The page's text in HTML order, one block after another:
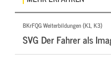
BKrFQG Weiterbildungen (K1, K3)
SVG Der Fahrer als